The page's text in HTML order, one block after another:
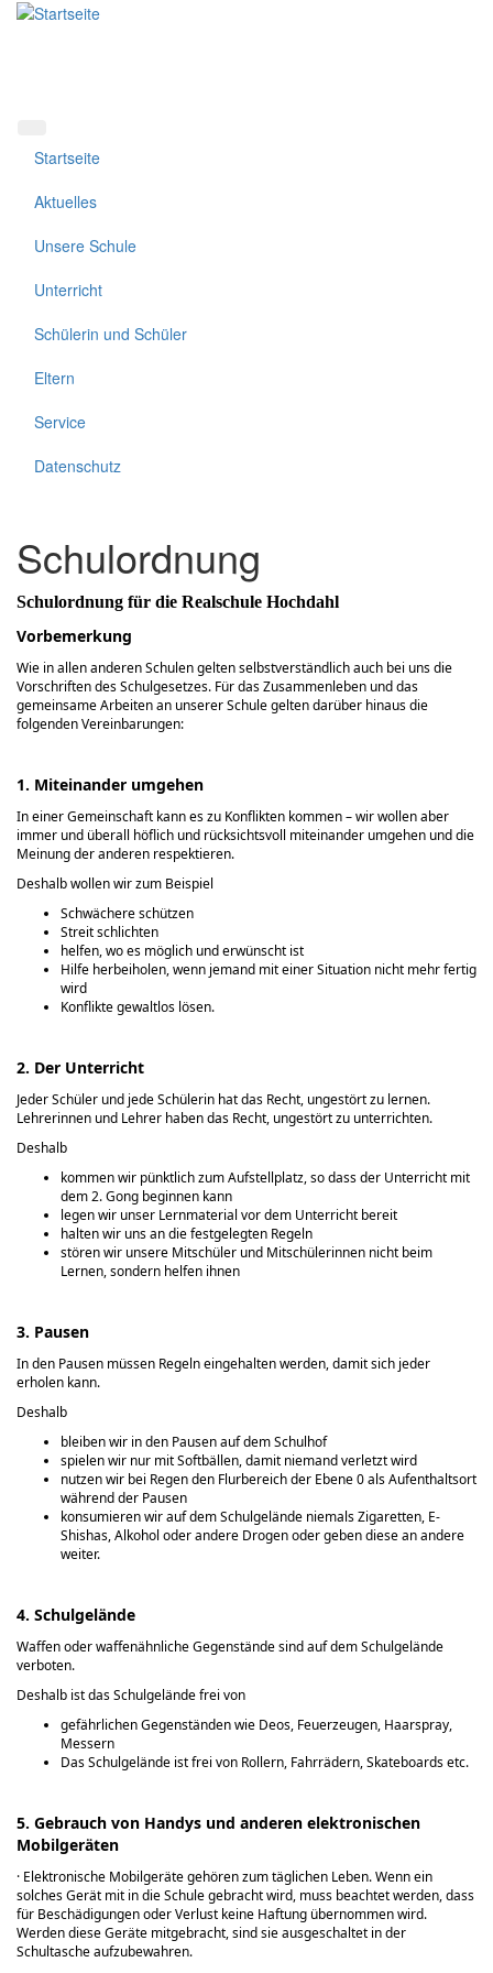
Direkt
Startseite
Aktuelles
Unsere Schule
Unterricht
Schülerin und Schüler
Eltern
Service
Datenschutz
Schulordnung
Schulordnung für die Realschule Hochdahl
Vorbemerkung
Wie in allen anderen Schulen gelten selbstverständlich auch bei uns die
Vorschriften des Schulgesetzes. Für das Zusammenleben und das
gemeinsame Arbeiten an unserer Schule gelten darüber hinaus die
folgenden Vereinbarungen:
1. Miteinander umgehen
In einer Gemeinschaft kann es zu Konflikten kommen – wir wollen aber
immer und überall höflich und rücksichtsvoll miteinander umgehen und die
Meinung der anderen respektieren.
Deshalb wollen wir zum Beispiel
Schwächere schützen
Streit schlichten
helfen, wo es möglich und erwünscht ist
Hilfe herbeiholen, wenn jemand mit einer Situation nicht mehr fertig
wird
Konflikte gewaltlos lösen.
2. Der Unterricht
Jeder Schüler und jede Schülerin hat das Recht, ungestört zu lernen.
Lehrerinnen und Lehrer haben das Recht, ungestört zu unterrichten.
Deshalb
kommen wir pünktlich zum Aufstellplatz, so dass der Unterricht mit
dem 2. Gong beginnen kann
legen wir unser Lernmaterial vor dem Unterricht bereit
halten wir uns an die festgelegten Regeln
stören wir unsere Mitschüler und Mitschülerinnen nicht beim
Lernen, sondern helfen ihnen
3. Pausen
In den Pausen müssen Regeln eingehalten werden, damit sich jeder
erholen kann.
Deshalb
bleiben wir in den Pausen auf dem Schulhof
spielen wir nur mit Softbällen, damit niemand verletzt wird
nutzen wir bei Regen den Flurbereich der Ebene 0 als Aufenthaltsort
während der Pausen
konsumieren wir auf dem Schulgelände niemals Zigaretten, E-
Shishas, Alkohol oder andere Drogen oder geben diese an andere
weiter.
4. Schulgelände
Waffen oder waffenähnliche Gegenstände sind auf dem Schulgelände
verboten.
Deshalb ist das Schulgelände frei von
gefährlichen Gegenständen wie Deos, Feuerzeugen, Haarspray,
Messern
Das Schulgelände ist frei von Rollern, Fahrrädern, Skateboards etc.
5. Gebrauch von Handys und anderen elektronischen
Mobilgeräten
· Elektronische Mobilgeräte gehören zum täglichen Leben. Wenn ein
solches Gerät mit in die Schule gebracht wird, muss beachtet werden, dass
für Beschädigungen oder Verlust keine Haftung übernommen wird.
Werden diese Geräte mitgebracht, sind sie ausgeschaltet in der
Schultasche aufzubewahren.